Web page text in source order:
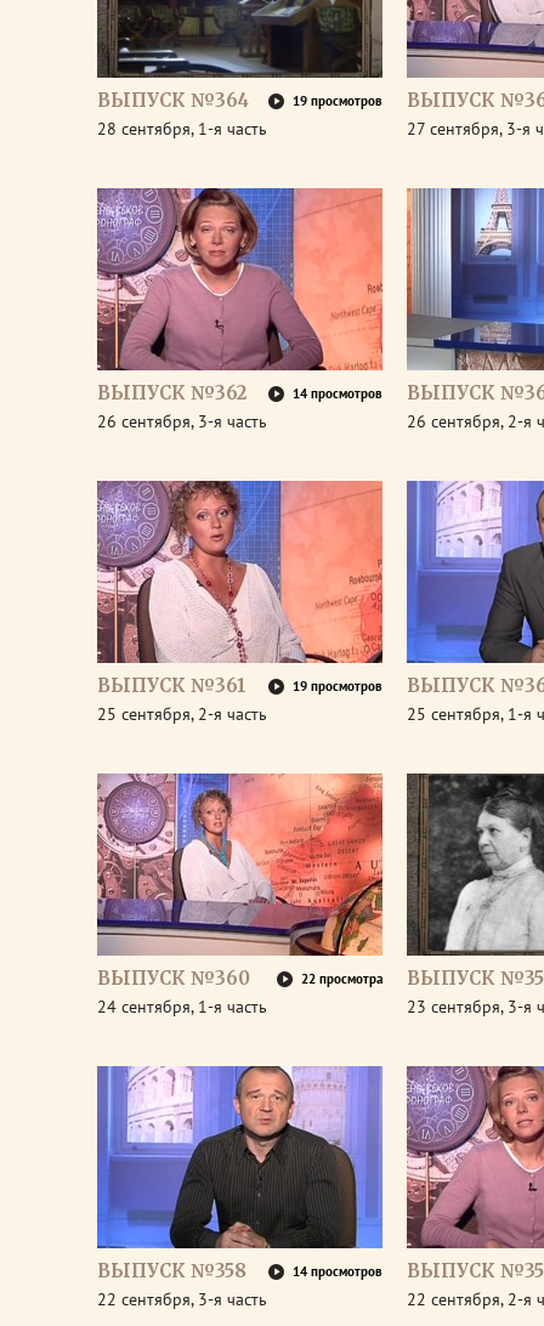
ВЫПУСК №364 19 просмотров
28 сентября, 1-я часть
ВЫПУСК
27 сентября, 3-я
ВЫПУСК №362 14 просмотров
26 сентября, 3-я часть
ВЫПУСК
26 сентября, 2-я
ВЫПУСК №361 19 просмотров
25 сентября, 2-я часть
ВЫПУСК
25 сентября, 1-я
ВЫПУСК №360 22 просмотра
24 сентября, 1-я часть
ВЫПУСК
23 сентября, 3-я
ВЫПУСК №358 14 просмотров
22 сентября, 3-я часть
ВЫПУСК
22 сентября, 2-я